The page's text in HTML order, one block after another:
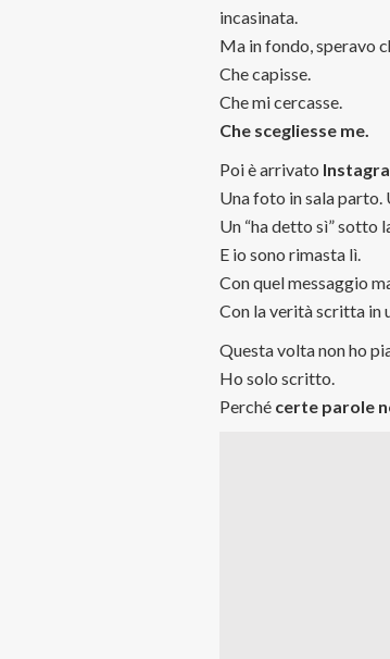
incasinata.
Ma in fondo, speravo
Che capisse.
Che mi cercasse.
Che scegliesse me.
Poi è arrivato
Una foto in sala parto.
Un “ha detto sì” sotto
E io sono rimasta lì.
Con quel messaggio
Con la verità scritta in
Questa volta non ho
Ho solo scritto.
Perché certe parole